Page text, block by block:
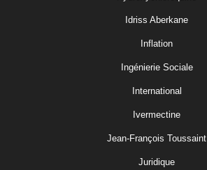
Idriss Aberkane
Inflation
Ingénierie Sociale
International
Ivermectine
Jean-François Toussaint
Juridique